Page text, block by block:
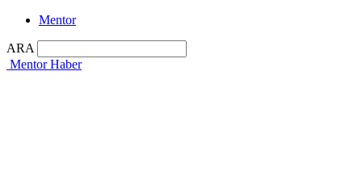
Mentor
ARA
Mentor Haber